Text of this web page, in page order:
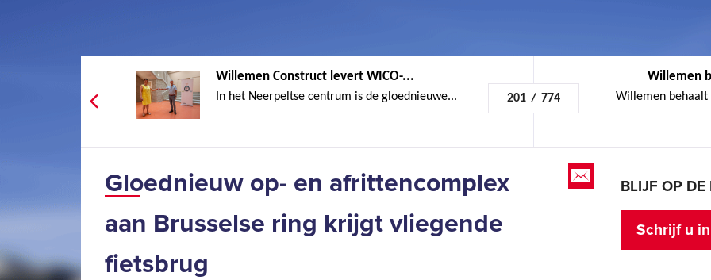
Willemen Construct levert WICO-...
In het Neerpeltse centrum is de gloednieuwe... 201 / 774
Willemen
Willemen
Gloednieuw op- en afrittencomplex
aan Brusselse ring krijgt vliegende
fietsbrug
BLIJF OP DE
Schrijf u